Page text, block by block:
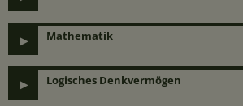
Mathematik
Logisches Denkvermögen